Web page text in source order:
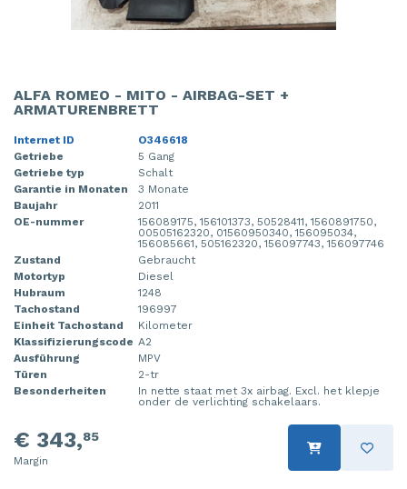
ALFA ROMEO - MITO - AIRBAG-SET +
ARMATURENBRETT
Internet ID
O346618
Getriebe
5 Gang
Getriebe typ
Schalt
Garantie in Monaten
3 Monate
Baujahr
2011
OE-nummer
156089175, 156101373, 50528411, 1560891750,
00505162320, 01560950340, 156095034,
156085661, 505162320, 156097743, 156097746
Zustand
Gebraucht
Motortyp
Diesel
Hubraum
1248
Tachostand
196997
Einheit Tachostand
Kilometer
Klassifizierungscode A2
Ausführung
MPV
Türen
2-tr
Besonderheiten
In nette staat met 3x airbag. Excl. het klepje
onder de verlichting schakelaars.
€ 343,85
Margin